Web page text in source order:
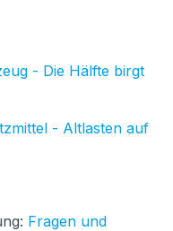
- Die Hälfte birgt
- Altlasten auf
Fragen und